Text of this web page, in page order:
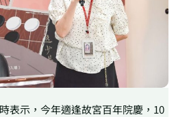
表示，今年適逢故宮百年院慶，10